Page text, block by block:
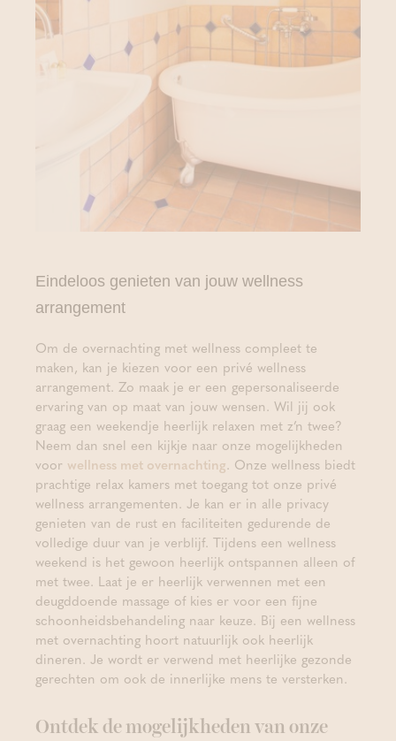
Eindeloos genieten van jouw wellness
arrangement
Om de overnachting met wellness compleet te
maken, kan je kiezen voor een privé wellness
arrangement. Zo maak je er een gepersonaliseerde
ervaring van op maat van jouw wensen. Wil jij ook
graag een weekendje heerlijk relaxen met z’n twee?
Neem dan snel een kijkje naar onze mogelijkheden
voor wellness met overnachting. Onze wellness biedt
prachtige relax kamers met toegang tot onze privé
wellness arrangementen. Je kan er in alle privacy
genieten van de rust en faciliteiten gedurende de
volledige duur van je verblijf. Tijdens een wellness
weekend is het gewoon heerlijk ontspannen alleen of
met twee. Laat je er heerlijk verwennen met een
deugddoende massage of kies er voor een fijne
schoonheidsbehandeling naar keuze. Bij een wellness
met overnachting hoort natuurlijk ook heerlijk
dineren. Je wordt er verwend met heerlijke gezonde
gerechten om ook de innerlijke mens te versterken.
Ontdek de mogelijkheden van onze